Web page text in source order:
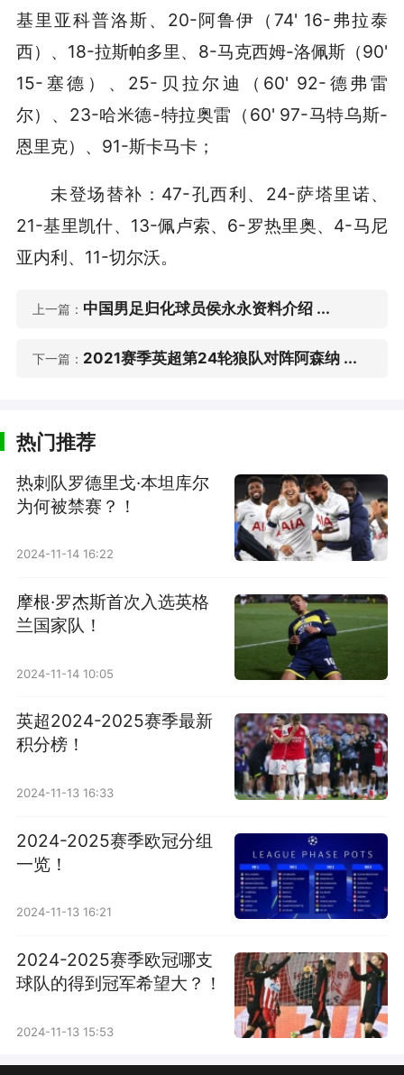
基里亚科普洛斯、20-阿鲁伊（74' 16-弗拉泰
西）、18-拉斯帕多里、8-马克西姆-洛佩斯（90'
15-塞德）、25-贝拉尔迪（60' 92-德弗雷
尔）、23-哈米德-特拉奥雷（60' 97-马特乌斯-
恩里克）、91-斯卡马卡；
未登场替补：47-孔西利、24-萨塔里诺、
21-基里凯什、13-佩卢索、6-罗热里奥、4-马尼
亚内利、11-切尔沃。
上一篇： 中国男足归化球员侯永永资料介绍 ...
下一篇： 2021赛季英超第24轮狼队对阵阿森纳 ...
热门推荐
热刺队罗德里戈·本坦库尔
为何被禁赛？！
2024-11-14 16:22
摩根·罗杰斯首次入选英格
兰国家队！
2024-11-14 10:05
英超2024-2025赛季最新
积分榜！
2024-11-13 16:33
2024-2025赛季欧冠分组
一览！
2024-11-13 16:21
2024-2025赛季欧冠哪支
球队的得到冠军希望大？！
2024-11-13 15:53